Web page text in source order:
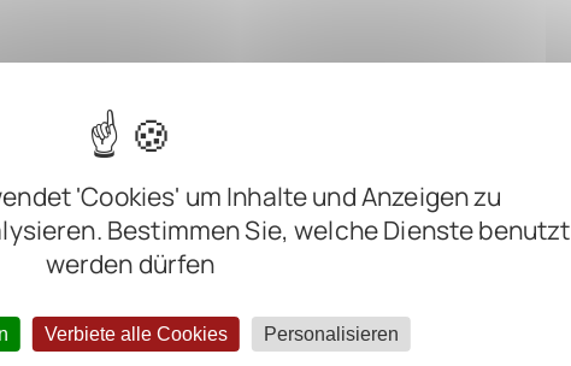
'Cookies' um Inhalte und Anzeigen zu
Bestimmen Sie, welche Dienste benutzt
werden dürfen
Verbiete alle Cookies Personalisieren